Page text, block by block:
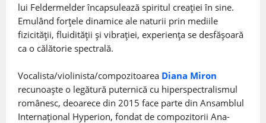
lui Feldermelder încapsulează spiritul creației în sine.
Emulând forțele dinamice ale naturii prin mediile
fizicității, fluidității și vibrației, experiența se desfășoară
ca o călătorie spectrală.
Vocalista/violinista/compozitoarea Diana Miron
recunoaște o legătură puternică cu hiperspectralismul
românesc, deoarece din 2015 face parte din Ansamblul
Internațional Hyperion, fondat de compozitorii Ana-